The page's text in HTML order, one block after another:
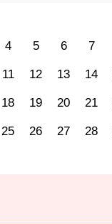
4 5 6 7
11 12 13 14
18 19 20 21
25 26 27 28